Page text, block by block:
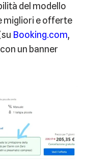
del modello
migliori e offerte
Booking.com,
un banner